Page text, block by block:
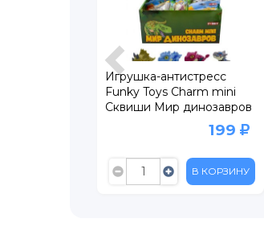
Игрушка-антистресс
Funky Toys Charm mini
Сквиши Мир динозавров
199
В КОРЗИНУ